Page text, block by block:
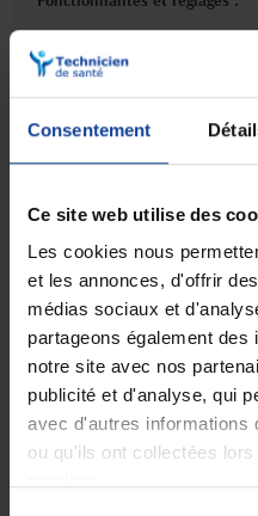
Consentement
Ce site web utilise des
Les cookies nous
et les annonces, d'offrir
médias sociaux et
partageons également
notre site avec nos
publicité et d'analyse, qui
avec d'autres informations
ou qu'ils ont collectées
églable en
toile en nylon rembourrée
• Rembourrage :Toile d'assise
• Soutien lombaire :Réglage
soutien
Transport :
• Pliable :Pliage et dépliage
mais